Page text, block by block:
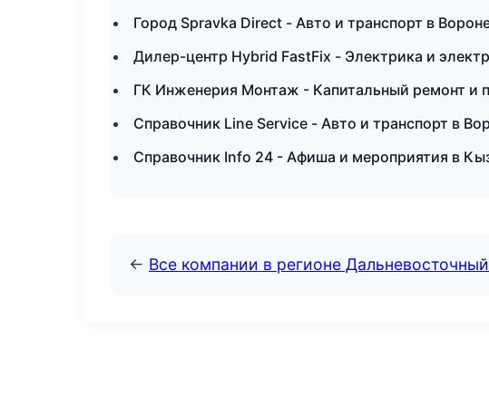
Город Spravka Direct - Авто и транспорт в
Дилер-центр Hybrid FastFix - Электрика и
ГК Инженерия Монтаж - Капитальный ремонт и
Справочник Line Service - Авто и транспорт в
Справочник Info 24 - Афиша и мероприятия в
← Все компании в регионе